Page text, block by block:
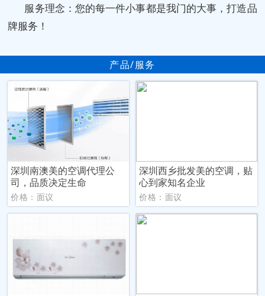
服务理念：您的每一件小事都是我门的大事，打造品
牌服务！
产品/服务
深圳南澳美的空调代理公
司，品质决定生命
价格：面议
深圳西乡批发美的空调，贴
心到家知名企业
价格：面议